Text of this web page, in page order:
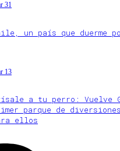
31
un país que duerme
13
a tu perro: Vuelve
parque de diversiones
ellos